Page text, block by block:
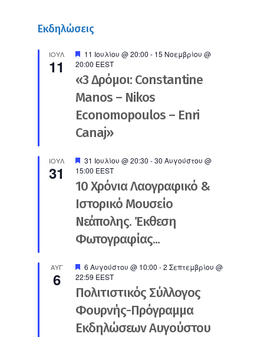
Εκδηλώσεις
ΙΟΎΛ
11
Προτεινόμενο
11 Ιουλίου @ 20:00 - 15 Νοεμβρίου @
20:00 EEST
«3 Δρόμοι: Constantine
Manos – Nikos
Economopoulos – Enri
Canaj»
ΙΟΎΛ
31
Προτεινόμενο
31 Ιουλίου @ 20:30 -30 Αυγούστου @
15:00 EEST
10 Χρόνια Λαογραφικό &
Ιστορικό Μουσείο
Νεάπολης. Έκθεση
Φωτογραφίας...
ΑΥΓ
6
Προτεινόμενο
6 Αυγούστου @ 10:00 -2 Σεπτεμβρίου @
22:59 EEST
Πολιτιστικός Σύλλογος
Φουρνής-Πρόγραμμα
Εκδηλώσεων Αυγούστου